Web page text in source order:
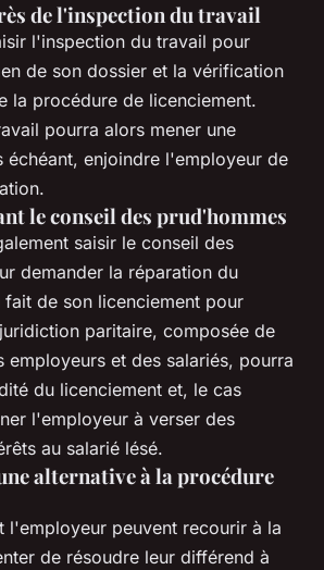
de l'inspection du travail
l'inspection du travail pour
de son dossier et la vérification
la procédure de licenciement.
pourra alors mener une
échéant, enjoindre l'employeur de
le conseil des prud'hommes
saisir le conseil des
demander la réparation du
de son licenciement pour
paritaire, composée de
employeurs et des salariés, pourra
du licenciement et, le cas
l'employeur à verser des
au salarié lésé.
alternative à la procédure
l'employeur peuvent recourir à la
de résoudre leur différend à